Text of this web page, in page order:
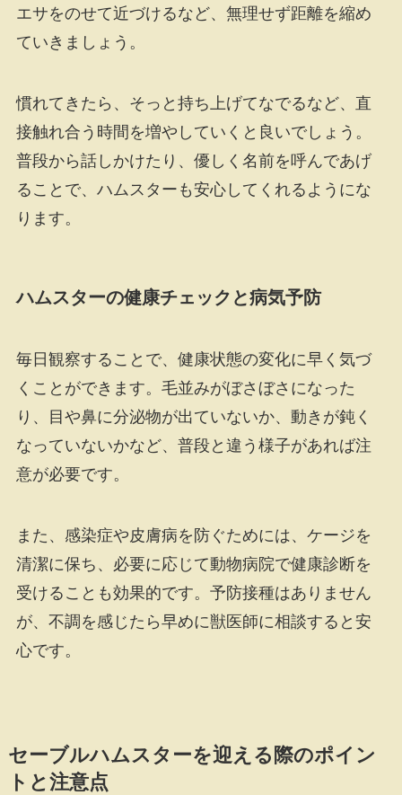
エサをのせて近づけるなど、無理せず距離を縮め
ていきましょう。
慣れてきたら、そっと持ち上げてなでるなど、直
接触れ合う時間を増やしていくと良いでしょう。
普段から話しかけたり、優しく名前を呼んであげ
ることで、ハムスターも安心してくれるようにな
ります。
ハムスターの健康チェックと病気予防
毎日観察することで、健康状態の変化に早く気づ
くことができます。毛並みがぼさぼさになった
り、目や鼻に分泌物が出ていないか、動きが鈍く
なっていないかなど、普段と違う様子があれば注
意が必要です。
また、感染症や皮膚病を防ぐためには、ケージを
清潔に保ち、必要に応じて動物病院で健康診断を
受けることも効果的です。予防接種はありません
が、不調を感じたら早めに獣医師に相談すると安
心です。
セーブルハムスターを迎える際のポイン
トと注意点